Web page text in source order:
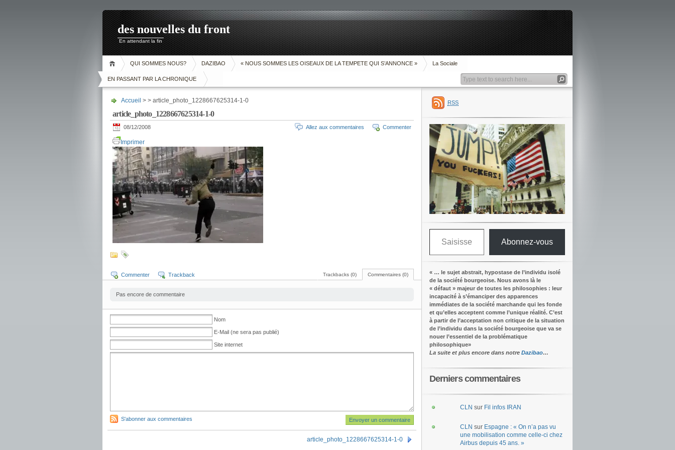
des nouvelles du front
En attendant la fin
QUI SOMMES NOUS? DAZIBAO « NOUS SOMMES LES OISEAUX DE LA TEMPETE QUI S’ANNONCE » La Sociale
EN PASSANT PAR LA CHRONIQUE
Accueil > > article_photo_1228667625314-1-0
article_photo_1228667625314-1-0
08/12/2008 Commenter
Allez aux commentaires
Imprimer
Commentaires (0)
Trackbacks (0)
Commenter Trackback
Pas encore de commentaire
Nom
E-Mail (ne sera pas publié)
Site internet
S'abonner aux commentaires
article_photo_1228667625314-1-0
RSS
Saisissez votre adresse e-mail…
Abonnez-vous
« … le sujet abstrait, hypostase de l’individu isolé
de la société bourgeoise. Nous avons là le
« défaut » majeur de toutes les philosophies : leur
incapacité à s’émanciper des apparences
immédiates de la société marchande qui les fonde
et qu’elles acceptent comme l’unique réalité. C’est
à partir de l’acceptation non critique de la situation
de l’individu dans la société bourgeoise que va se
nouer l’essentiel de la problématique
philosophique»
La suite et plus encore dans notre Dazibao…
Derniers commentaires
CLN sur Fil infos IRAN
CLN sur Espagne : « On n’a pas vu
une mobilisation comme celle-ci chez
Airbus depuis 45 ans. »